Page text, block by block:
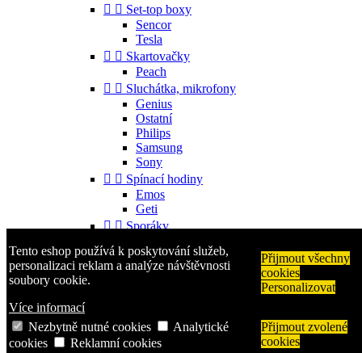
Tento eshop používá k poskytování služeb,
personalizaci reklam a analýze návštěvnosti
soubory cookie.
Více informací
Přijmout všechny
cookies
Personalizovat
Nezbytně nutné cookies
Analytické
cookies
Reklamní cookies
Přijmout zvolené
cookies
  Set-top boxy
Sencor
Tesla
  Skartovačky
Peach
  Sluchátka, mikrofony
Genius
Ostatní
Philips
Samsung
Sony
  Spínací hodiny
Emos
Geti
  Sporáky
  Příslušenství
Gorenje
Aligator
Nokia
Samsung